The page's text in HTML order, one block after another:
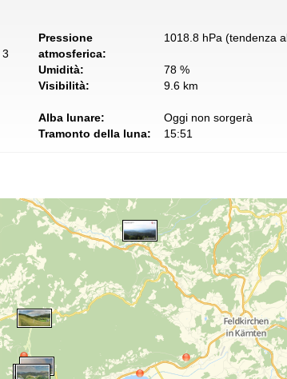
Pressione
atmosferica:
1018.8 hPa (tendenza
Umidità:
78 %
Visibilità:
9.6 km
Alba lunare:
Oggi non sorgerà
Tramonto della luna:
15:51